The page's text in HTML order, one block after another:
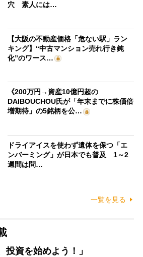
穴 素人には…
【大阪の不動産価格「危ない駅」ラン
キング】“中古マンション売れ行き鈍
化”のワース…
《200万円→資産10億円超の
DAIBOUCHOU氏が「年末までに株価倍
増期待」の5銘柄を公…
ドライアイスを使わず遺体を保つ「エ
ンバーミング」が日本でも普及 1～2
週間は問…
一覧を見る
投資を始めよう！」